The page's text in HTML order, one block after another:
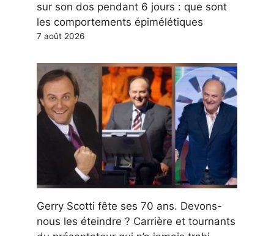
sur son dos pendant 6 jours : que sont
les comportements épimélétiques
7 août 2026
Gerry Scotti fête ses 70 ans. Devons-
nous les éteindre ? Carrière et tournants